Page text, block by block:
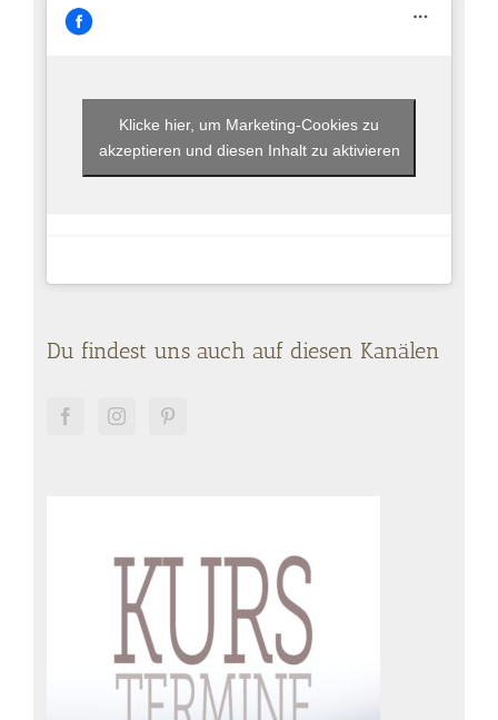
Klicke hier, um Marketing-Cookies zu
akzeptieren und diesen Inhalt zu aktivieren
Du findest uns auch auf diesen Kanälen